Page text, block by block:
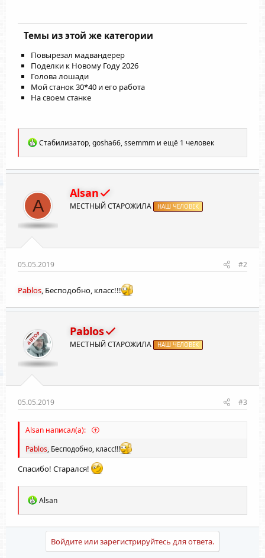
Темы из этой же категории
Повырезал мадвандерер
Поделки к Новому Году 2026
Голова лошади
Мой станок 30*40 и его работа
На своем станке
Р
а
к
и
и
:
Стабилизатор,gosha66,ssemmm и ещё 1 человек
A
Alsan
МЕСТНЫЙ СТАРОЖИЛА НАШ ЧЕЛОВЕК
05.05.2019 #2
Pablos , Бесподобно, класс!!!
АВТОР Pablos
МЕСТНЫЙ СТАРОЖИЛА НАШ ЧЕЛОВЕК
05.05.2019 #3
Alsan написал(а):
Pablos, Бесподобно, класс!!!
Спасибо! Старался!
Р
а
к
Alsan
Войдите или зарегистрируйтесь для ответа.